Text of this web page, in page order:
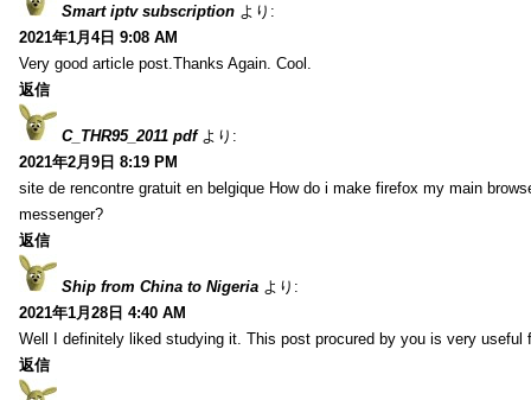
Smart iptv subscription より:
2021年1月4日 9:08 AM
Very good article post.Thanks Again. Cool.
返信
C_THR95_2011 pdf より:
2021年2月9日 8:19 PM
site de rencontre gratuit en belgique How do i make firefox my main
messenger?
返信
Ship from China to Nigeria より:
2021年1月28日 4:40 AM
Well I definitely liked studying it. This post procured by you is very useful
返信